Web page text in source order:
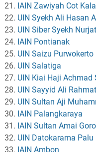
IAIN Zawiyah Cot
UIN Syekh Ali Hasan
UIN Siber Syekh
IAIN Pontianak
UIN Saizu Purwokerto
UIN Salatiga
UIN Kiai Haji Achmad
UIN Sayyid Ali
UIN Sultan Aji
IAIN Palangkaraya
IAIN Sultan Amai
UIN Datokarama Palu
IAIN Ambon